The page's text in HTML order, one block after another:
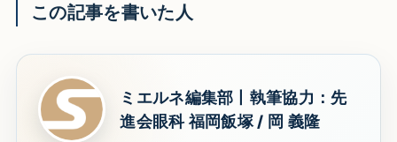
この記事を書いた人
ミエルネ編集部丨執筆協力：先
進会眼科 福岡飯塚 / 岡 義隆